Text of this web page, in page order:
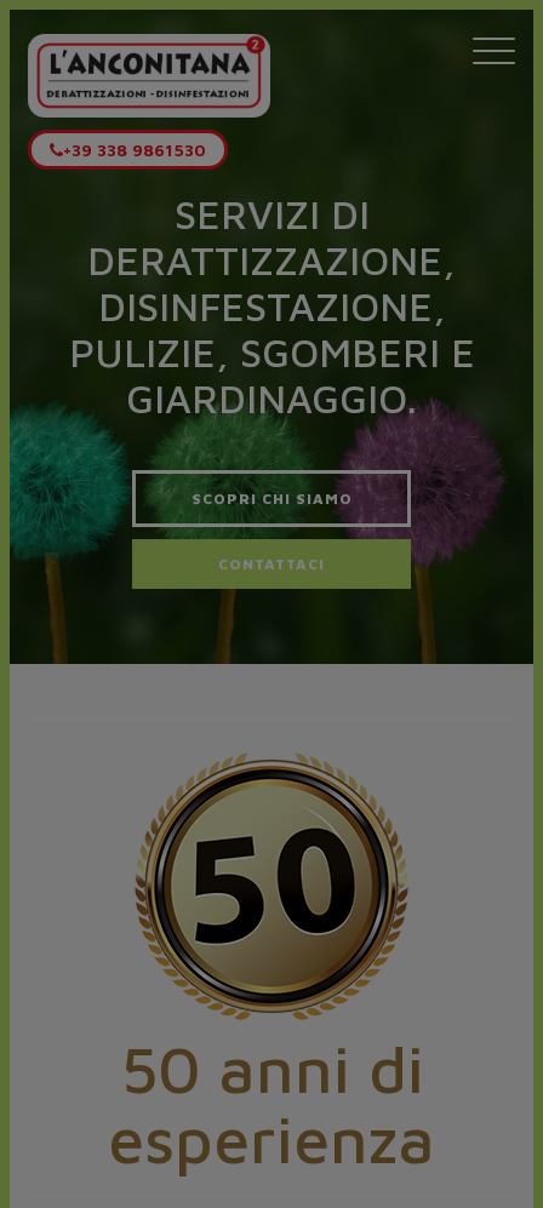
+39 338 9861530
SERVIZI DI
DERATTIZZAZIONE,
DISINFESTAZIONE,
PULIZIE, SGOMBERI E
GIARDINAGGIO.
SCOPRI CHI SIAMO
CONTATTACI
50 anni di
esperienza